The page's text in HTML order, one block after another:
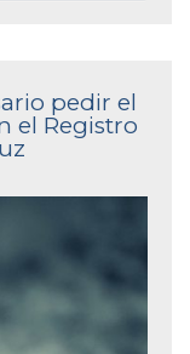
pedir el
el Registro